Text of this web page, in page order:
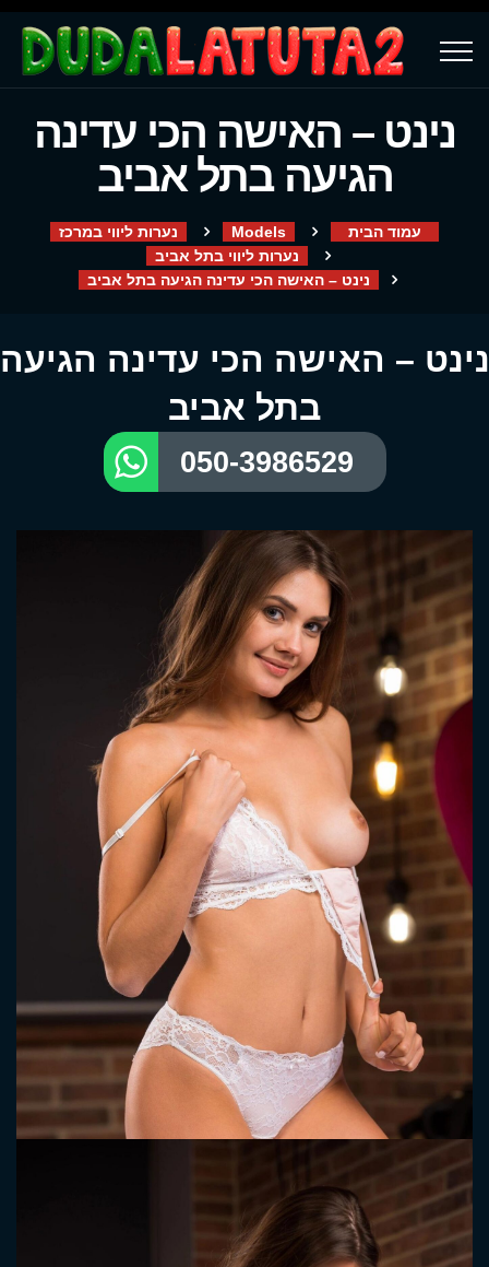
נינט – האישה הכי עדינה
הגיעה בתל אביב
עמוד הבית Models
נערות ליווי במרכז
נערות ליווי בתל אביב
נינט – האישה הכי עדינה הגיעה בתל אביב
נינט – האישה הכי עדינה הגיעה
בתל אביב
050-3986529